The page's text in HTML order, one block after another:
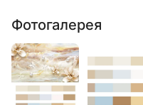
Фотогалерея